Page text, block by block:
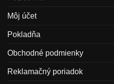
Môj účet
Pokladňa
Obchodné podmienky
Reklamačný poriadok